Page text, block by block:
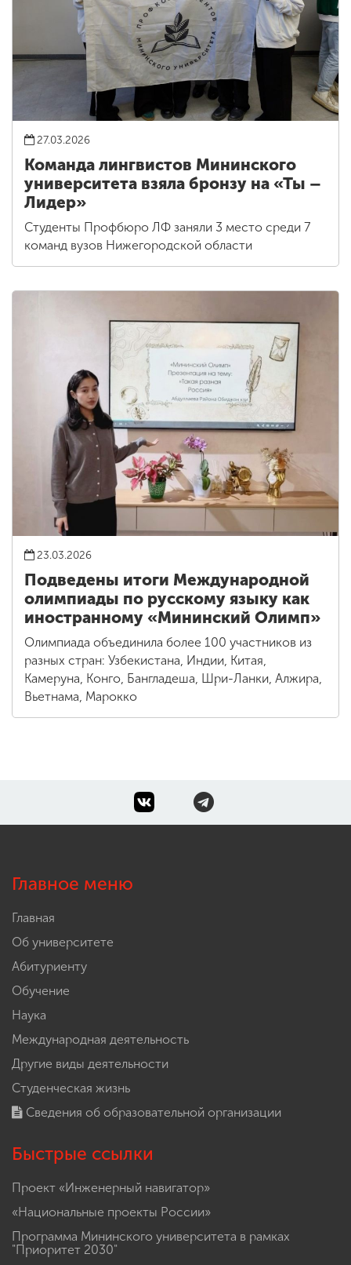
27.03.2026
Команда лингвистов Мининского
университета взяла бронзу на «Ты –
Лидер»
Студенты Профбюро ЛФ заняли 3 место среди 7
команд вузов Нижегородской области
23.03.2026
Подведены итоги Международной
олимпиады по русскому языку как
иностранному «Мининский Олимп»
Олимпиада объединила более 100 участников из
разных стран: Узбекистана, Индии, Китая,
Камеруна, Конго, Бангладеша, Шри-Ланки, Алжира,
Вьетнама, Марокко
Главное меню
Главная
Об университете
Абитуриенту
Обучение
Наука
Международная деятельность
Другие виды деятельности
Студенческая жизнь
Сведения об образовательной организации
Быстрые ссылки
Проект «Инженерный навигатор»
«Национальные проекты России»
Программа Мининского университета в рамках
"Приоритет 2030"